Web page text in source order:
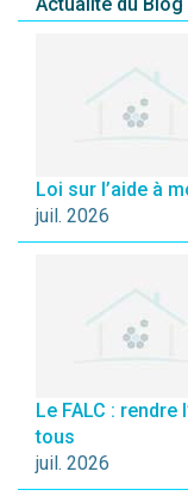
Loi sur l’aide à
juil. 2026
Le FALC :
tous
juil. 2026